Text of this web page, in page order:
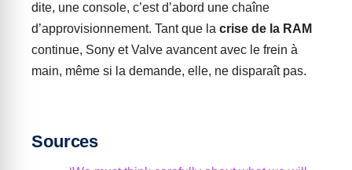
dite, une console, c’est d’abord une chaîne
d’approvisionnement. Tant que la crise de la RAM
continue, Sony et Valve avancent avec le frein à
main, même si la demande, elle, ne disparaît pas.
Sources